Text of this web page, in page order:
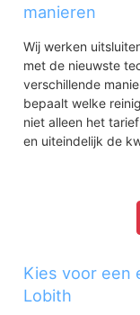
manieren
Wij werken
met de nieuwste
verschillende
bepaalt welke
niet alleen het
en uiteindelijk de
Kies voor een
Lobith